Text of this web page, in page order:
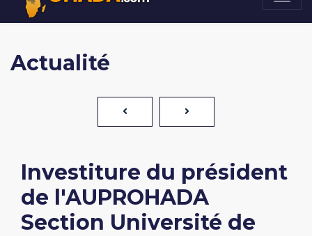
Actualité
Investiture du président
de l'AUPROHADA
Section Université de